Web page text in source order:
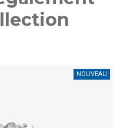
NOUVEAU